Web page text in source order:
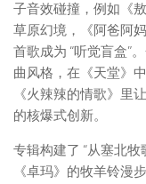
子音效碰撞，例如《
草原幻境，《阿爸阿
首歌成为 “听觉盲盒”
曲风格，在《天堂》
《火辣辣的情歌》里
的核爆式创新。
专辑构建了 “从塞北
《卓玛》的牧羊铃漫